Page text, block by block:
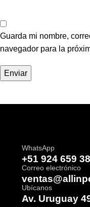
Guarda mi nombre,
navegador para la
WhatsApp
+51 924 659
Correo electrónico
Ubícanos
Av. Uruguay